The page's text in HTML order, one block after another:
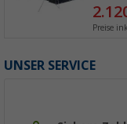
Preise
UNSER SERVICE